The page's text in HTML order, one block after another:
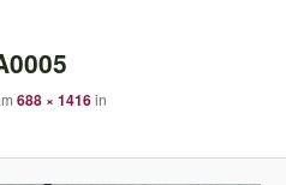
688 × 1416in